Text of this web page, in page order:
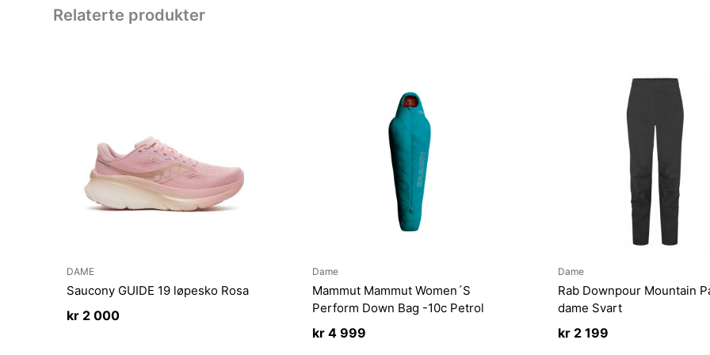
Relaterte produkter
DAME
Saucony GUIDE 19 løpesko Rosa
kr 2 000
Dame
Mammut Mammut Women´S
Perform Down Bag -10c Petrol
kr4 999
Dame
Rab Downpour Mountain
dame Svart
kr2 199